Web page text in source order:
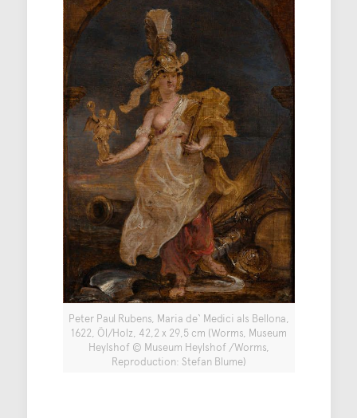
Peter Paul Rubens, Maria de‘ Medici als Bellona,
1622, Öl/Holz, 42,2 x 29,5 cm (Worms, Museum
Heylshof © Museum Heylshof /Worms,
Reproduction: Stefan Blume)